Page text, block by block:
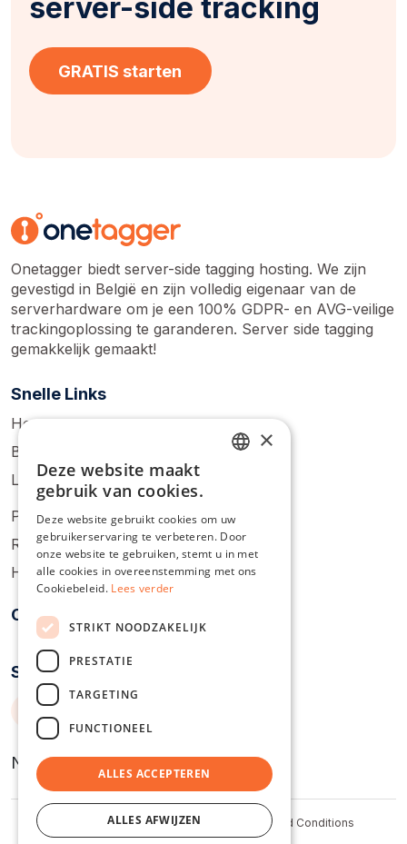
server-side tracking
GRATIS starten
Onetagger biedt server-side tagging hosting. We zijn
gevestigd in België en zijn volledig eigenaar van de
serverhardware om je een 100% GDPR- en AVG-veilige
trackingoplossing te garanderen. Server side tagging
gemakkelijk gemaakt!
Snelle Links
Home
Blog
Login
Prijzen
Registreren
Help Center
Oplossingen
Socials
Nederlands
Cookie PolicyPrivacy Policy Terms and Conditions
DANISH
FRENCH
×
Deze website maakt
gebruik van cookies.
Deze website gebruikt cookies om uw
gebruikerservaring te verbeteren. Door
onze website te gebruiken, stemt u in met
alle cookies in overeenstemming met ons
Cookiebeleid. Lees verder
STRIKT NOODZAKELIJK
PRESTATIE
TARGETING
FUNCTIONEEL
ALLES ACCEPTEREN
ALLES AFWIJZEN